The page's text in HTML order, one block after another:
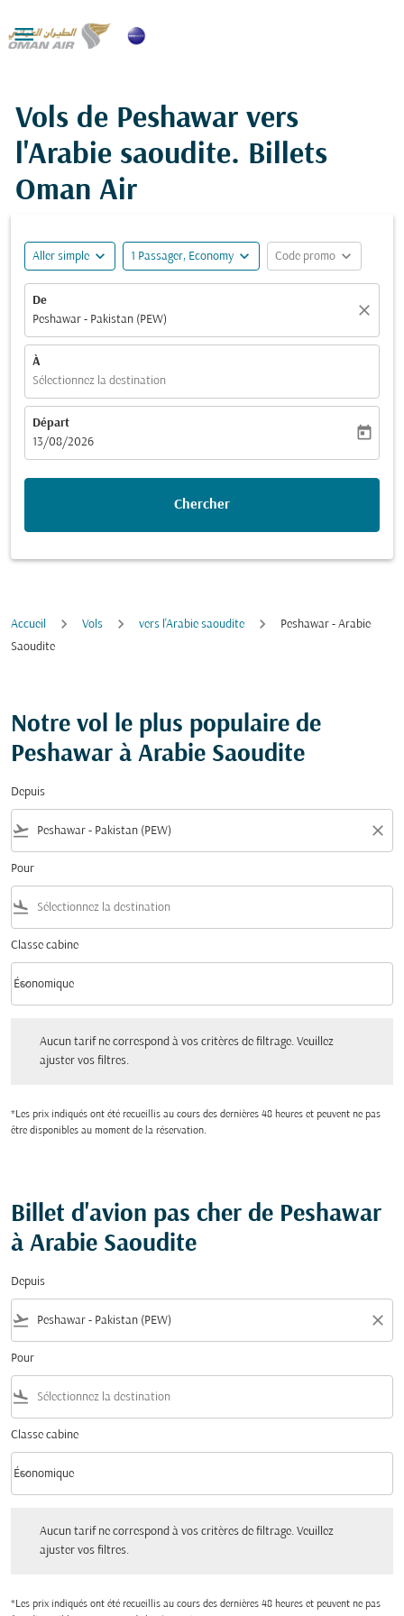

Vols de Peshawar vers
l'Arabie saoudite. Billets
Oman Air
Aller simple expand_more 1 Passager, Economy expand_more Code promo expand_more
De
Peshawar - Pakistan (PEW)
close
À
Sélectionnez la destination
Départ
fc-booking-departure-date-aria-label
13/08/2026
today
Chercher
Accueil Vols vers l'Arabie saoudite
Peshawar - Arabie
Saoudite
Notre vol le plus populaire de
Peshawar à Arabie Saoudite
Depuis
flight_takeoff close
Pour
flight_land
Classe cabine
Classe cabine option Économique Selected
Économique
keyboard_arrow_down
Aucun tarif ne correspond à vos critères de filtrage. Veuillez
ajuster vos filtres.
*Les prix indiqués ont été recueillis au cours des dernières 48 heures et peuvent ne pas
être disponibles au moment de la réservation.
Billet d'avion pas cher de Peshawar
à Arabie Saoudite
Depuis
flight_takeoff close
Pour
flight_land
Classe cabine
Classe cabine option Économique Selected
Économique
keyboard_arrow_down
Aucun tarif ne correspond à vos critères de filtrage. Veuillez
ajuster vos filtres.
*Les prix indiqués ont été recueillis au cours des dernières 48 heures et peuvent ne pas